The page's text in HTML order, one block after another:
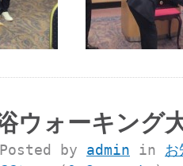
ウォーキング
by admin in お